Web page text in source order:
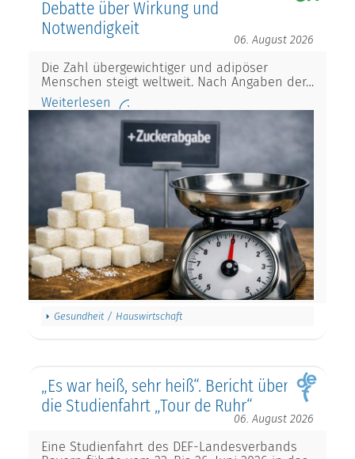
Debatte über Wirkung und
Notwendigkeit
06. August 2026
Die Zahl übergewichtiger und adipöser
Menschen steigt weltweit. Nach Angaben der…
Weiterlesen
Gesundheit / Hauswirtschaft
„Es war heiß, sehr heiß“. Bericht über
die Studienfahrt „Tour de Ruhr“
06. August 2026
Eine Studienfahrt des DEF-Landesverbands